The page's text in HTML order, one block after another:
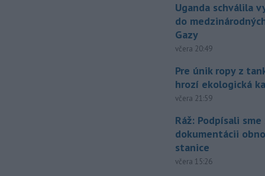
Uganda schválila
do
Gazy
včera 20:49
Pre únik ropy z
hrozí ekologická
včera 21:59
Ráž: Podpísali
dokumentácii
stanice
včera 15:26